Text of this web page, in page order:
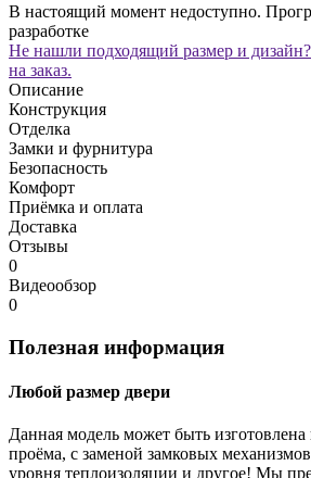
В настоящий момент недоступно.
разработке
Не нашли подходящий размер и
на заказ.
Описание
Конструкция
Отделка
Замки и фурнитура
Безопасность
Комфорт
Приёмка и оплата
Доставка
Отзывы
0
Видеообзор
0
Полезная информация
Любой размер двери
Данная модель может быть
проёма, с заменой замковых
уровня теплоизоляции и другое! Мы